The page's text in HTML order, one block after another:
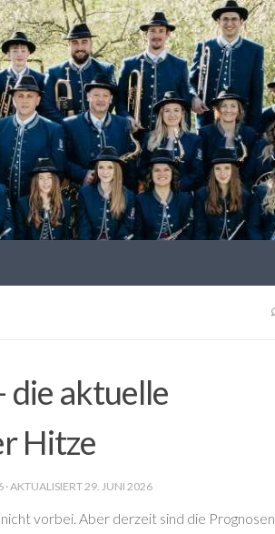
aktuelle
Hitze
· AKTUALISIERT29. JUNI 2026
vorbei. Aber derzeit sind die Prognosen